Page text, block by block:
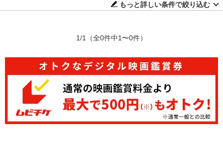
もっと詳しい条件で絞り込む
1/1 （全0件中1〜0件）